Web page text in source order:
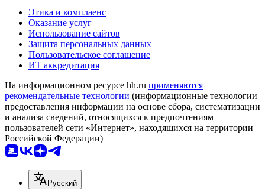
Этика и комплаенс
Оказание услуг
Использование сайтов
Защита персональных данных
Пользовательское соглашение
ИТ аккредитация
На информационном ресурсе hh.ru применяются
рекомендательные технологии (информационные технологии
предоставления информации на основе сбора, систематизации
и анализа сведений, относящихся к предпочтениям
пользователей сети «Интернет», находящихся на территории
Российской Федерации)
Русский